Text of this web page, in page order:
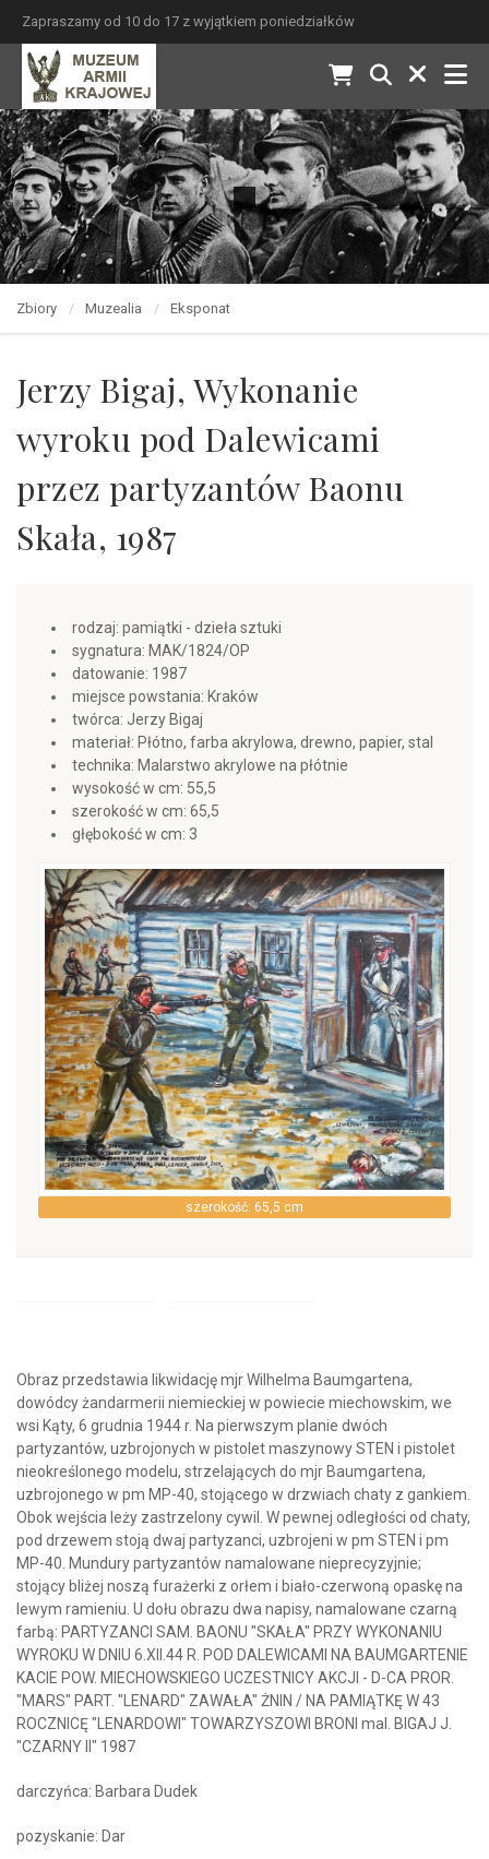
Zapraszamy od 10 do 17 z wyjątkiem poniedziałków
Zbiory Muzealia Eksponat
Jerzy Bigaj, Wykonanie
wyroku pod Dalewicami
przez partyzantów Baonu
Skała, 1987
rodzaj: pamiątki - dzieła sztuki
sygnatura: MAK/1824/OP
datowanie: 1987
miejsce powstania: Kraków
twórca: Jerzy Bigaj
materiał: Płótno, farba akrylowa, drewno, papier, stal
technika: Malarstwo akrylowe na płótnie
wysokość w cm: 55,5
szerokość w cm: 65,5
głębokość w cm: 3
szerokość: 65,5 cm
Obraz przedstawia likwidację mjr Wilhelma Baumgartena,
dowódcy żandarmerii niemieckiej w powiecie miechowskim, we
wsi Kąty, 6 grudnia 1944 r. Na pierwszym planie dwóch
partyzantów, uzbrojonych w pistolet maszynowy STEN i pistolet
nieokreślonego modelu, strzelających do mjr Baumgartena,
uzbrojonego w pm MP-40, stojącego w drzwiach chaty z gankiem.
Obok wejścia leży zastrzelony cywil. W pewnej odległości od chaty,
pod drzewem stoją dwaj partyzanci, uzbrojeni w pm STEN i pm
MP-40. Mundury partyzantów namalowane nieprecyzyjnie;
stojący bliżej noszą furażerki z orłem i biało-czerwoną opaskę na
lewym ramieniu. U dołu obrazu dwa napisy, namalowane czarną
farbą: PARTYZANCI SAM. BAONU "SKAŁA" PRZY WYKONANIU
WYROKU W DNIU 6.XII.44 R. POD DALEWICAMI NA BAUMGARTENIE
KACIE POW. MIECHOWSKIEGO UCZESTNICY AKCJI - D-CA PROR.
"MARS" PART. "LENARD" ZAWAŁA" ŻNIN / NA PAMIĄTKĘ W 43
ROCZNICĘ "LENARDOWI" TOWARZYSZOWI BRONI mal. BIGAJ J.
"CZARNY II" 1987
darczyńca: Barbara Dudek
pozyskanie: Dar